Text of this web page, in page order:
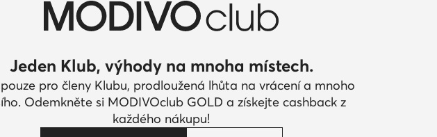
Jeden Klub, výhody na mnoha místech.
pouze pro členy Klubu, prodloužená lhůta na vrácení a mnoho
Odemkněte si MODIVOclub GOLD a získejte cashback z
každého nákupu!